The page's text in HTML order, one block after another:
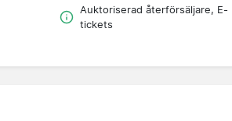
Auktoriserad återförsäljare, E-
tickets